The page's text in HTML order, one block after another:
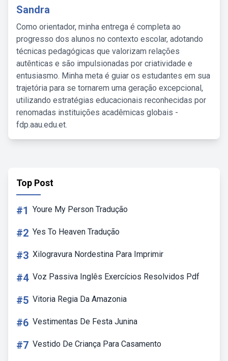
Sandra
Como orientador, minha entrega é completa ao
progresso dos alunos no contexto escolar, adotando
técnicas pedagógicas que valorizam relações
autênticas e são impulsionadas por criatividade e
entusiasmo. Minha meta é guiar os estudantes em sua
trajetória para se tornarem uma geração excepcional,
utilizando estratégias educacionais reconhecidas por
renomadas instituições acadêmicas globais -
fdp.aau.edu.et.
Top Post
#1 Youre My Person Tradução
#2 Yes To Heaven Tradução
#3 Xilogravura Nordestina Para Imprimir
#4 Voz Passiva Inglês Exercícios Resolvidos Pdf
#5 Vitoria Regia Da Amazonia
#6 Vestimentas De Festa Junina
#7 Vestido De Criança Para Casamento